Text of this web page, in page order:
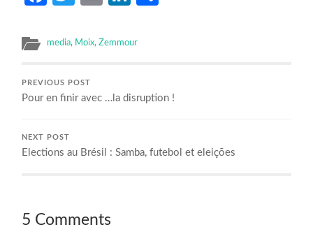
media, Moix,Zemmour
PREVIOUS POST
Pour en finir avec …la disruption !
NEXT POST
Elections au Brésil : Samba, futebol et eleições
5 Comments